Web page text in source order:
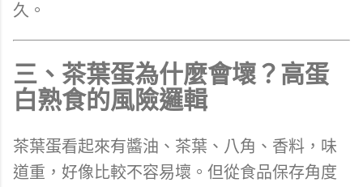
久。
三、茶葉蛋為什麼會壞？高蛋
白熟食的風險邏輯
茶葉蛋看起來有醬油、茶葉、八角、香料，味
道重，好像比較不容易壞。但從食品保存角度